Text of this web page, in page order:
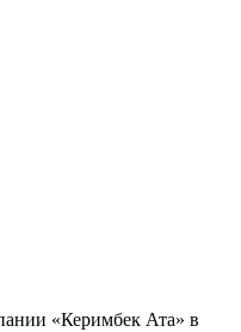
«Керимбек Ата» в